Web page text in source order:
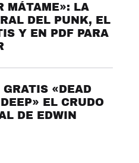
MÁTAME»: LA
DEL PUNK, EL
Y EN PDF PARA
GRATIS «DEAD
EL CRUDO
DE EDWIN